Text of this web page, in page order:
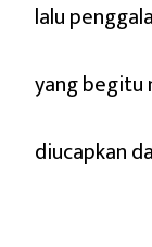
lalu
yang begitu
diucapkan